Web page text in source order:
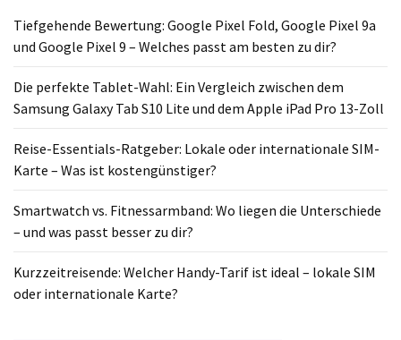
Tiefgehende Bewertung: Google Pixel Fold, Google Pixel 9a
und Google Pixel 9 – Welches passt am besten zu dir?
Die perfekte Tablet-Wahl: Ein Vergleich zwischen dem
Samsung Galaxy Tab S10 Lite und dem Apple iPad Pro 13-Zoll
Reise-Essentials-Ratgeber: Lokale oder internationale SIM-
Karte – Was ist kostengünstiger?
Smartwatch vs. Fitnessarmband: Wo liegen die Unterschiede
– und was passt besser zu dir?
Kurzzeitreisende: Welcher Handy-Tarif ist ideal – lokale SIM
oder internationale Karte?